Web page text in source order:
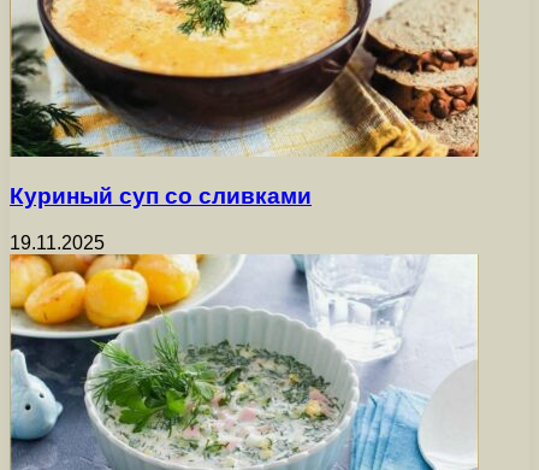
Куриный суп со сливками
19.11.2025